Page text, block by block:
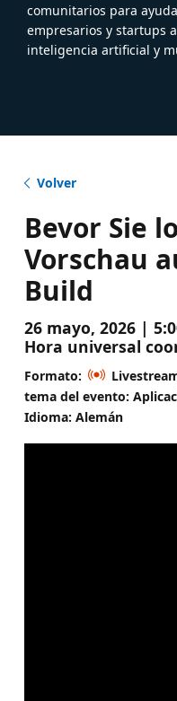
comunitarios para
empresarios y startups
inteligencia artificial y
Volver
Bevor Sie
Vorschau
Build
26 mayo, 2026 |
Hora universal
Formato:
tema del evento:
Idioma: Alemán